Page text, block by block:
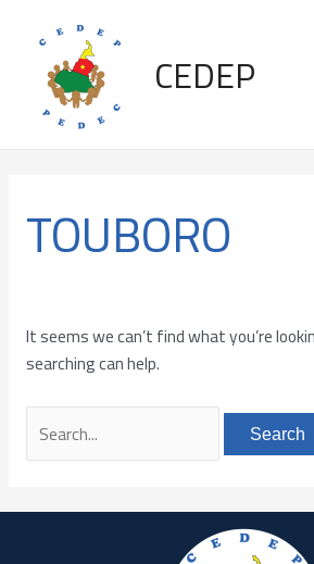
content
CEDEP
TOUBORO
It seems we can’t find what you’re
searching can help.
for: